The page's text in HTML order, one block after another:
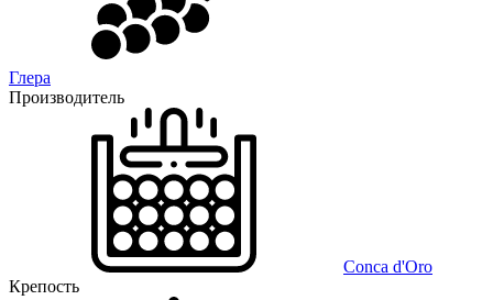
Глера
Производитель
Conca d'Oro
Крепость